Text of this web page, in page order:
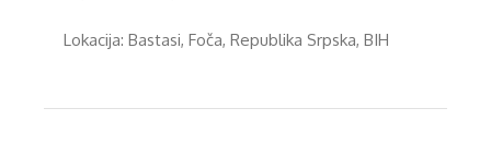
Lokacija: Bastasi, Foča, Republika Srpska, BIH